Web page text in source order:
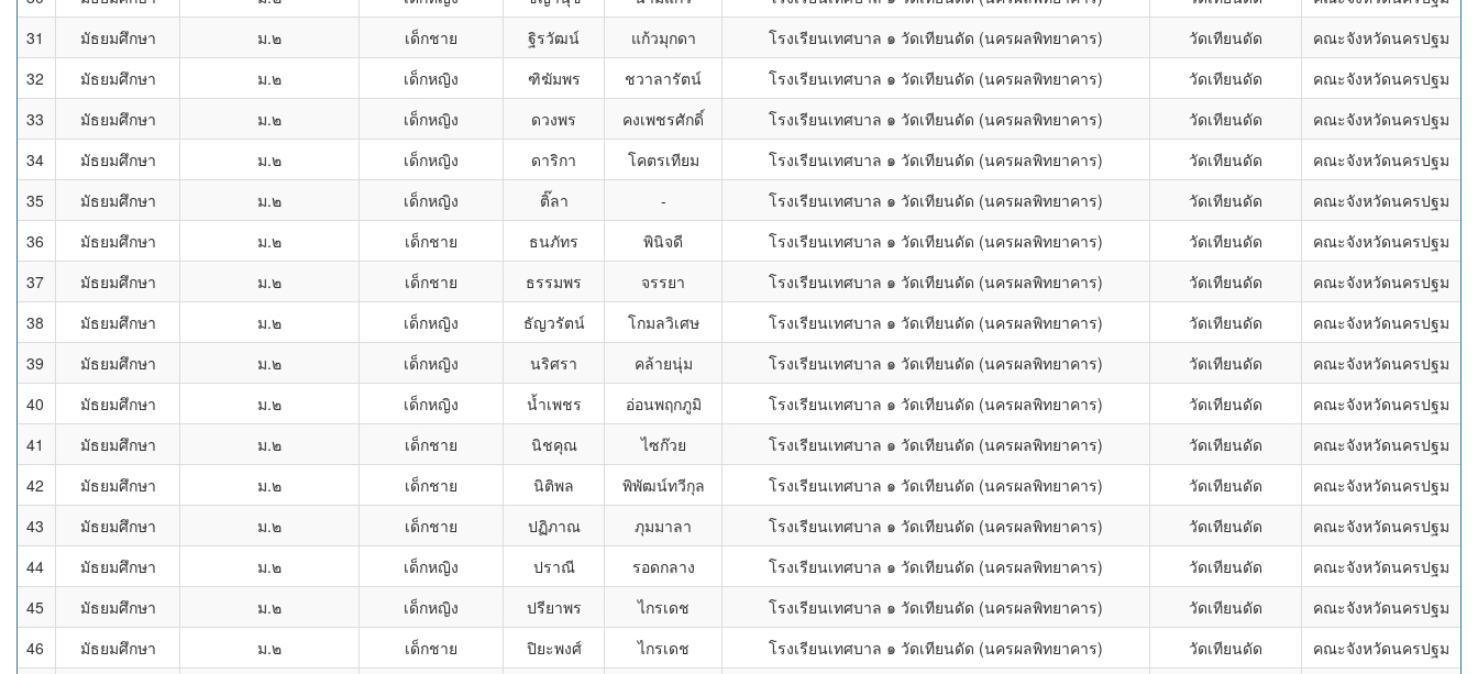
31
มัธยมศึกษา ม.๒ เด็กชาย ฐิรวัฒน์ แก้วมุกดา โรงเรียนเทศบาล ๑ วัดเทียนดัด (นครผลพิทยาคาร) วัดเทียนดัด
คณะจังหวัดนครปฐม
32
มัธยมศึกษา ม.๒ เด็กหญิง ฑิฆัมพร ชวาลารัตน์ โรงเรียนเทศบาล ๑ วัดเทียนดัด (นครผลพิทยาคาร) วัดเทียนดัด
คณะจังหวัดนครปฐม
33
มัธยมศึกษา ม.๒ เด็กหญิง ดวงพร คงเพชรศักดิ์ โรงเรียนเทศบาล ๑ วัดเทียนดัด (นครผลพิทยาคาร) วัดเทียนดัด
คณะจังหวัดนครปฐม
34
มัธยมศึกษา ม.๒ เด็กหญิง ดาริกา โคตรเทียม โรงเรียนเทศบาล ๑ วัดเทียนดัด (นครผลพิทยาคาร) วัดเทียนดัด
คณะจังหวัดนครปฐม
35
มัธยมศึกษา ม.๒ เด็กหญิง ติ๊ลา - โรงเรียนเทศบาล ๑ วัดเทียนดัด (นครผลพิทยาคาร) วัดเทียนดัด
คณะจังหวัดนครปฐม
36
มัธยมศึกษา ม.๒ เด็กชาย ธนภัทร พินิจดี โรงเรียนเทศบาล ๑ วัดเทียนดัด (นครผลพิทยาคาร) วัดเทียนดัด
คณะจังหวัดนครปฐม
37
มัธยมศึกษา ม.๒ เด็กชาย ธรรมพร จรรยา โรงเรียนเทศบาล ๑ วัดเทียนดัด (นครผลพิทยาคาร) วัดเทียนดัด
คณะจังหวัดนครปฐม
38
มัธยมศึกษา ม.๒ เด็กหญิง ธัญวรัตน์ โกมลวิเศษ โรงเรียนเทศบาล ๑ วัดเทียนดัด (นครผลพิทยาคาร) วัดเทียนดัด
คณะจังหวัดนครปฐม
39
มัธยมศึกษา ม.๒ เด็กหญิง นริศรา คล้ายนุ่ม โรงเรียนเทศบาล ๑ วัดเทียนดัด (นครผลพิทยาคาร) วัดเทียนดัด
คณะจังหวัดนครปฐม
40
มัธยมศึกษา ม.๒ เด็กหญิง น้ำเพชร อ่อนพฤกภูมิ โรงเรียนเทศบาล ๑ วัดเทียนดัด (นครผลพิทยาคาร) วัดเทียนดัด
คณะจังหวัดนครปฐม
41
มัธยมศึกษา ม.๒ เด็กชาย นิชคุณ ไซก๊วย โรงเรียนเทศบาล ๑ วัดเทียนดัด (นครผลพิทยาคาร) วัดเทียนดัด
คณะจังหวัดนครปฐม
42
มัธยมศึกษา ม.๒ เด็กชาย นิติพล พิพัฒน์ทวีกุล โรงเรียนเทศบาล ๑ วัดเทียนดัด (นครผลพิทยาคาร) วัดเทียนดัด
คณะจังหวัดนครปฐม
43
มัธยมศึกษา ม.๒ เด็กชาย ปฏิภาณ ภุมมาลา โรงเรียนเทศบาล ๑ วัดเทียนดัด (นครผลพิทยาคาร) วัดเทียนดัด
คณะจังหวัดนครปฐม
44
มัธยมศึกษา ม.๒ เด็กหญิง ปราณี รอดกลาง โรงเรียนเทศบาล ๑ วัดเทียนดัด (นครผลพิทยาคาร) วัดเทียนดัด
คณะจังหวัดนครปฐม
45
มัธยมศึกษา ม.๒ เด็กหญิง ปรียาพร ไกรเดช โรงเรียนเทศบาล ๑ วัดเทียนดัด (นครผลพิทยาคาร) วัดเทียนดัด
คณะจังหวัดนครปฐม
46
มัธยมศึกษา ม.๒ เด็กชาย ปิยะพงศ์ ไกรเดช โรงเรียนเทศบาล ๑ วัดเทียนดัด (นครผลพิทยาคาร) วัดเทียนดัด คณะจังหวัดนครปฐม